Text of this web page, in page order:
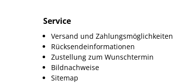
Service
Versand und Zahlungsmöglichkeiten
Rücksendeinformationen
Zustellung zum Wunschtermin
Bildnachweise
Sitemap